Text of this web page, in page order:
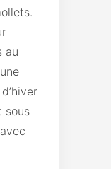
au
sous